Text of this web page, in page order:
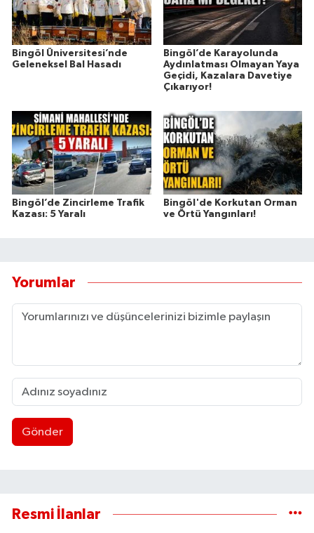
Bingöl Üniversitesi’nde
Geleneksel Bal Hasadı
Bingöl’de Karayolunda
Aydınlatması Olmayan Yaya
Geçidi, Kazalara Davetiye
Çıkarıyor!
Bingöl’de Zincirleme Trafik
Kazası: 5 Yaralı
Bingöl'de Korkutan Orman
ve Örtü Yangınları!
Yorumlar
Gönder
Resmi İlanlar